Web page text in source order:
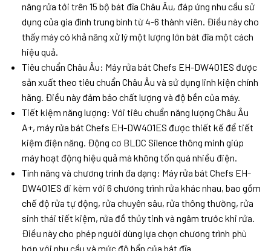
năng rửa tới trên 15 bộ bát đĩa Châu Âu, đáp ứng nhu cầu sử
dụng của gia đình trung bình từ 4-6 thành viên. Điều này cho
thấy máy có khả năng xử lý một lượng lớn bát đĩa một cách
hiệu quả.
Tiêu chuẩn Châu Âu: Máy rửa bát Chefs EH-DW401ES được
sản xuất theo tiêu chuẩn Châu Âu và sử dụng linh kiện chính
hãng. Điều này đảm bảo chất lượng và độ bền của máy.
Tiết kiệm năng lượng: Với tiêu chuẩn năng lượng Châu Âu
A+, máy rửa bát Chefs EH-DW401ES được thiết kế để tiết
kiệm điện năng. Động cơ BLDC Silence thông minh giúp
máy hoạt động hiệu quả mà không tốn quá nhiều điện.
Tính năng và chương trình đa dạng: Máy rửa bát Chefs EH-
DW401ES đi kèm với 6 chương trình rửa khác nhau, bao gồm
chế độ rửa tự động, rửa chuyên sâu, rửa thông thường, rửa
sinh thái tiết kiệm, rửa đồ thủy tinh và ngâm trước khi rửa.
Điều này cho phép người dùng lựa chọn chương trình phù
hợp với nhu cầu và mức độ bẩn của bát đĩa.